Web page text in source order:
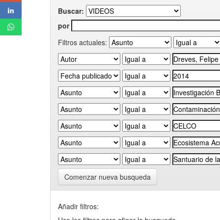
Buscar:
por
Filtros actuales:
Comenzar nueva busqueda
Añadir filtros: